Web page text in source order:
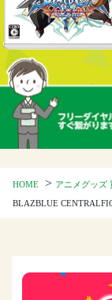
HOME > アニメグッズ
BLAZBLUE